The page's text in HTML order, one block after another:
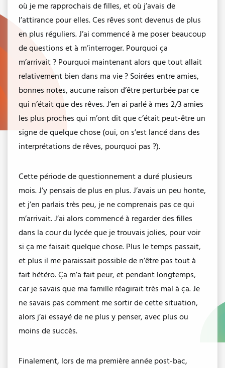
où je me rapprochais de filles, et où j’avais de
l’attirance pour elles. Ces rêves sont devenus de plus
en plus réguliers. J’ai commencé à me poser beaucoup
de questions et à m’interroger. Pourquoi ça
m’arrivait ? Pourquoi maintenant alors que tout allait
relativement bien dans ma vie ? Soirées entre amies,
bonnes notes, aucune raison d’être perturbée par ce
qui n’était que des rêves. J’en ai parlé à mes 2/3 amies
les plus proches qui m’ont dit que c’était peut-être un
signe de quelque chose (oui, on s’est lancé dans des
interprétations de rêves, pourquoi pas ?).
Cette période de questionnement a duré plusieurs
mois. J’y pensais de plus en plus. J’avais un peu honte,
et j’en parlais très peu, je ne comprenais pas ce qui
m’arrivait. J’ai alors commencé à regarder des filles
dans la cour du lycée que je trouvais jolies, pour voir
si ça me faisait quelque chose. Plus le temps passait,
et plus il me paraissait possible de n’être pas tout à
fait hétéro. Ça m’a fait peur, et pendant longtemps,
car je savais que ma famille réagirait très mal à ça. Je
ne savais pas comment me sortir de cette situation,
alors j’ai essayé de ne plus y penser, avec plus ou
moins de succès.
Finalement, lors de ma première année post-bac,